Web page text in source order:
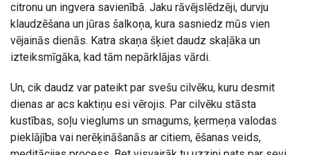
citronu un ingvera savienībā. Jaku rāvējslēdzēji, durvju
klaudzēšana un jūras šalkoņa, kura sasniedz mūs vien
vējainās dienās. Katra skaņa šķiet daudz skaļāka un
izteiksmīgāka, kad tām nepārklājas vārdi.
Un, cik daudz var pateikt par svešu cilvēku, kuru desmit
dienas ar acs kaktiņu esi vērojis. Par cilvēku stāsta
kustības, soļu vieglums un smagums, ķermeņa valodas
pieklājība vai nerēķināšanās ar citiem, ēšanas veids,